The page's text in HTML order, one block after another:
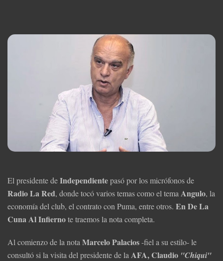
El presidente deIndependientepasó por los micrófonos de
Radio La Red, donde tocó varios temas como el tema Angulo, la
economía del club, el contrato con Puma, entre otros. En De La
Cuna Al Infiernote traemos la nota completa.
Al comienzo de la nota Marcelo Palacios-fiel a su estilo- le
consultó si la visita del presidente de la AFA, Claudio "Chiqui"